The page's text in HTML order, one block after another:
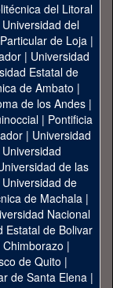
del Litoral
Universidad del
de Loja|
| Universidad
Estatal de
de Ambato |
de los Andes|
| Pontificia
| Universidad
Universidad
de las
Universidad de
de Machala|
Nacional
Estatal de Bolivar
|
de Quito |
de Santa Elena|